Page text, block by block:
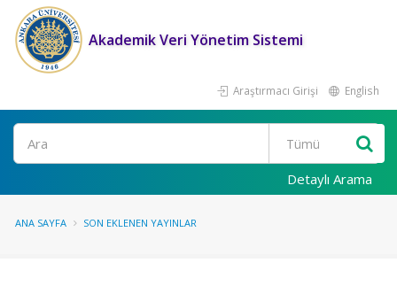
Akademik Veri Yönetim Sistemi
Araştırmacı Girişi English
Ara
Detaylı Arama
ANA SAYFA SON EKLENEN YAYINLAR